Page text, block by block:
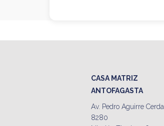
CASA MATRIZ
ANTOFAGASTA
Av. Pedro Aguirre Cerda
8280